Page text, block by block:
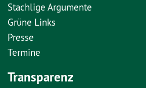
Stachlige Argumente
Grüne Links
Presse
Termine
Transparenz